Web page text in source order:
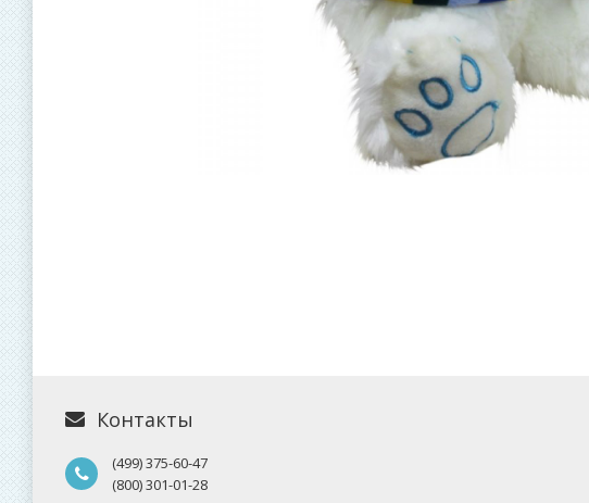
Контакты
(499) 375-60-47
(800) 301-01-28